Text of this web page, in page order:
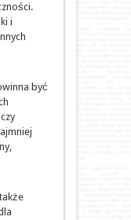
i
być